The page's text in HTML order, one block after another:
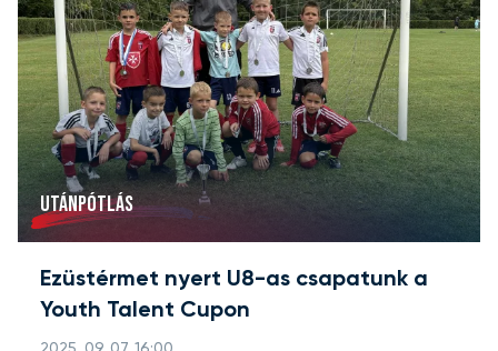
UTÁNPÓTLÁS
Ezüstérmet nyert U8-as csapatunk a
Youth Talent Cupon